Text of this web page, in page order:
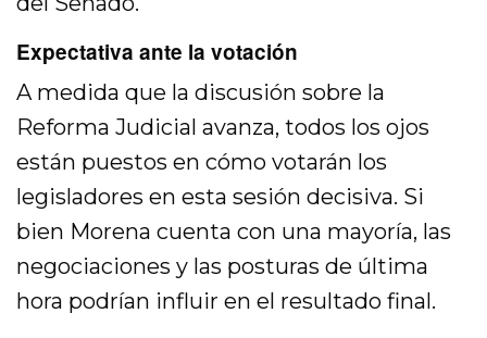
Expectativa ante la votación
A medida que la discusión sobre la
Reforma Judicial avanza, todos los ojos
están puestos en cómo votarán los
legisladores en esta sesión decisiva. Si
bien Morena cuenta con una mayoría, las
negociaciones y las posturas de última
hora podrían influir en el resultado final.